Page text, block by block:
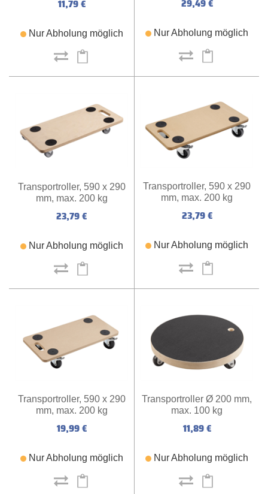
11,79 €
Nur Abholung möglich
29,49 €
Nur Abholung möglich
Transportroller, 590 x 290
mm, max. 200 kg
23,79 €
Nur Abholung möglich
Transportroller, 590 x 290
mm, max. 200 kg
23,79 €
Nur Abholung möglich
Transportroller, 590 x 290
mm, max. 200 kg
19,99 €
Nur Abholung möglich
Transportroller Ø 200 mm,
max. 100 kg
11,89 €
Nur Abholung möglich